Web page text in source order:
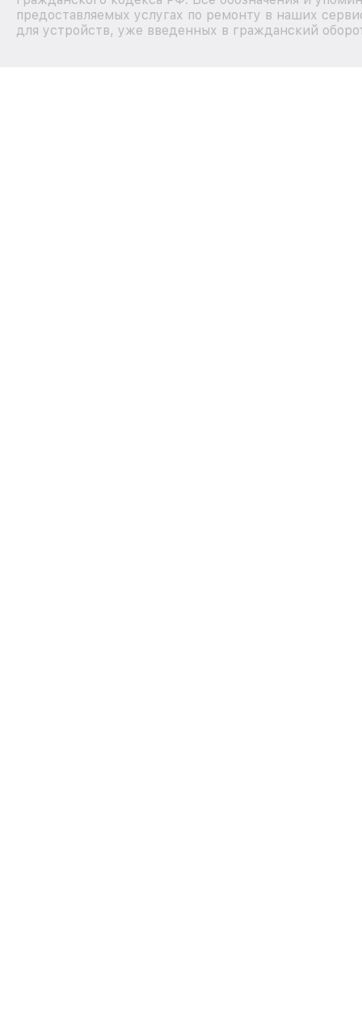
предоставляемых услугах по ремонту в наших
для устройств, уже введенных в гражданский